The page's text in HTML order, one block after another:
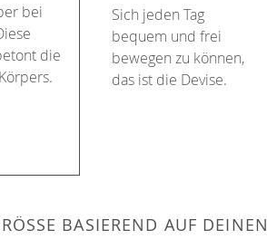
bei
die
Sich jeden Tag
bequem und frei
bewegen zu können,
das ist die Devise.
BASIEREND AUF DEINEN